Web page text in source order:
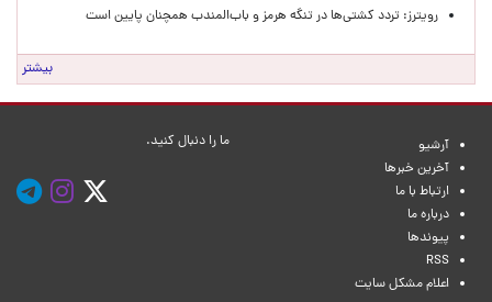
رویترز: تردد کشتی‌ها در تنگه هرمز و باب‌المندب همچنان پایین است
بیشتر
آرشیو
آخرین خبرها
ارتباط با ما
درباره ما
پیوندها
RSS
اعلام مشکل سایت
ما را دنبال کنید.